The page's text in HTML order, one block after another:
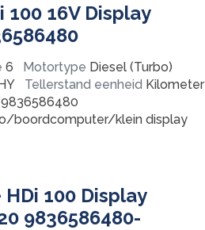
100 16V Display
6 Motortype Diesel (Turbo)
Tellerstand eenheid Kilometer
9836586480
boordcomputer/klein display
100 Display
9836586480-